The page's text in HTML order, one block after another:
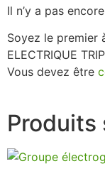
Il n’y a pas encore
Soyez le premier
ELECTRIQUE
Vous devez être
Produits